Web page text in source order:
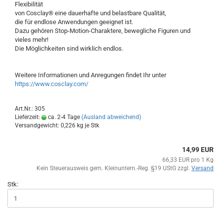
Flexibilität
von Cosclay® eine dauerhafte und belastbare Qualität,
die für endlose Anwendungen geeignet ist.
Dazu gehören Stop-Motion-Charaktere, bewegliche Figuren und
vieles mehr!
Die Möglichkeiten sind wirklich endlos.
Weitere Informationen und Anregungen findet Ihr unter
https://www.cosclay.com/
Art.Nr.: 305
Lieferzeit:
ca. 2-4 Tage (Ausland abweichend)
Versandgewicht: 0,226 kg je Stk
14,99 EUR
66,33 EUR pro 1 Kg
Kein Steuerausweis gem. Kleinuntern.-Reg. §19 UStG zzgl. Versand
Stk: